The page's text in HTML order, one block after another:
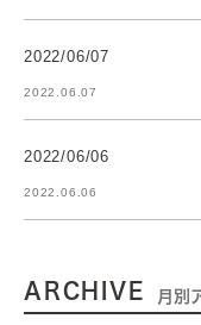
2022/06/07
2022.06.07
2022/06/06
2022.06.06
ARCHIVE 月別